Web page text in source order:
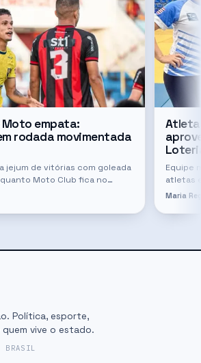
Moto empata:
rodada movimentada
jejum de vitórias com goleada
Moto Club fica no
Equipe
atletas
Maria
Política, esporte,
vive o estado.
BRASIL